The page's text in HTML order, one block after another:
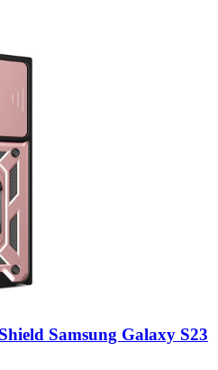
Samsung Galaxy S23